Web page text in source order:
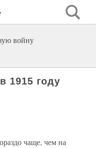
войну
1915 году
чаще, чем на